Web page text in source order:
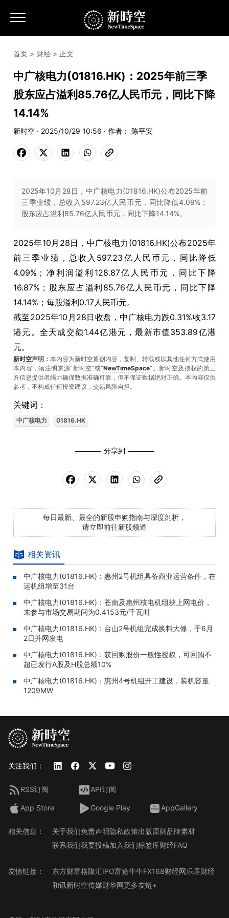
首页 > 财经 > 正文
中广核电力(01816.HK)：2025年前三季
股东应占溢利85.76亿人民币元，同比下降
14.14%
新时空 · 2025/10/29 10:56 · 作者： 陈平安
2025年10月28日，中广核电力(01816.HK)公布2025年前
三季业绩，总收入597.23亿人民币元，同比降低4.09%；
股东应占溢利85.76亿人民币元，同比下降14.14%。
2025年10月28日，中广核电力(01816.HK)公布2025年
前三季业绩，总收入597.23亿人民币元，同比降低
4.09%；净利润溢利128.87亿人民币元，同比下降
16.87%；股东应占溢利85.76亿人民币元，同比下降
14.14%；每股溢利0.17人民币元。
截至2025年10月28日收盘，中广核电力跌0.31%收3.17
港元。全天成交额1.44亿港元，最新市值353.89亿港
元。
新时空声明： 本内容为新时空原创内容，复制、转载或以其他任何方式使用
本内容，须注明来源“新时空”或“NewTimeSpace”。新时空及授权的第三
方信息提供者竭力确保数据准确可靠，但不保证数据绝对正确。本內容仅供
参考，不构成任何投资建议，交易风险自担。
关键词：
中广核电力 01816.HK
分享到
每日最新、最全的新股申购指南与深度剖析，
请立即前往新股频道
相关资讯
中广核电力(01816.HK)：惠州2号机组具备商业运营条件，在
运机组增至31台
中广核电力(01816.HK)：苍南及惠州核电机组获上网电价，
未参与市场交易期间为0.4153元/千瓦时
中广核电力(01816.HK)：台山2号机组完成换料大修，于6月
2日并网发电
中广核电力(01816.HK)：获回购股份一般性授权，可回购不
超已发行A股及H股总额10%
中广核电力(01816.HK)：惠州4号机组开工建设，装机容量
1209MW
关注我们：
RSS订阅 API订阅
App Store Google Play AppGallery
相关信息： 关于我们免责声明隐私政策出版原则品牌素材
联系我们我要投稿加入我们标签库财经FAQ
友情链接： 东方财富格隆汇IPO富途牛牛FX168财经网乐居财经
和讯新时空传媒财华网更多友链+